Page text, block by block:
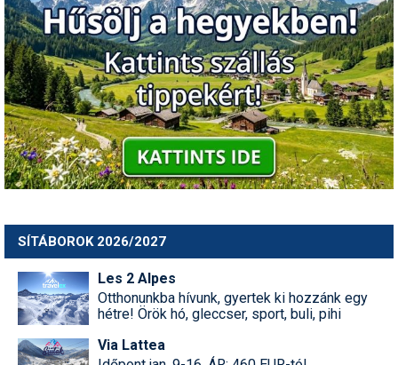
SÍTÁBOROK 2026/2027
Les 2 Alpes
Otthonunkba hívunk, gyertek ki hozzánk egy
hétre! Örök hó, gleccser, sport, buli, pihi
Via Lattea